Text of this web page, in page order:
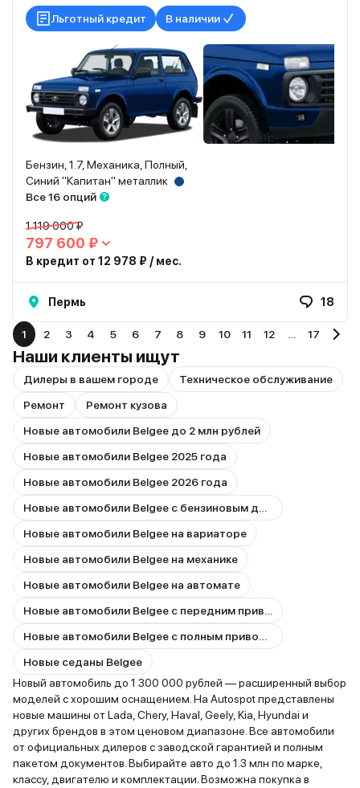
Льготный кредит В наличии
Бензин, 1.7, Механика, Полный,
Синий "Капитан" металлик
Все 16 опций
1 119 000 ₽
797 600 ₽
В кредит от 12 978 ₽ / мес.
Пермь 18
1 2 3 4 5 6 7 8 9 10 11 12 17
Наши клиенты ищут
Дилеры в вашем городе
Техническое обслуживание
Ремонт
Ремонт кузова
Новые автомобили Belgee до 2 млн рублей
Новые автомобили Belgee 2025 года
Новые автомобили Belgee 2026 года
Новые автомобили Belgee на вариаторе
Новые автомобили Belgee на механике
Новые автомобили Belgee на автомате
Новые седаны Belgee
Новый автомобиль до 1 300 000 рублей — расширенный выбор
моделей с хорошим оснащением. На Autospot представлены
новые машины от Lada, Chery, Haval, Geely, Kia, Hyundai и
других брендов в этом ценовом диапазоне. Все автомобили
от официальных дилеров с заводской гарантией и полным
пакетом документов. Выбирайте авто до 1.3 млн по марке,
классу, двигателю и комплектации. Возможна покупка в